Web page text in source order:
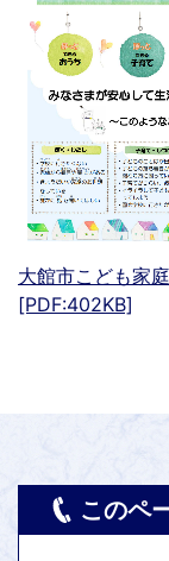
大館市こども家
[PDF:402KB]
このペ